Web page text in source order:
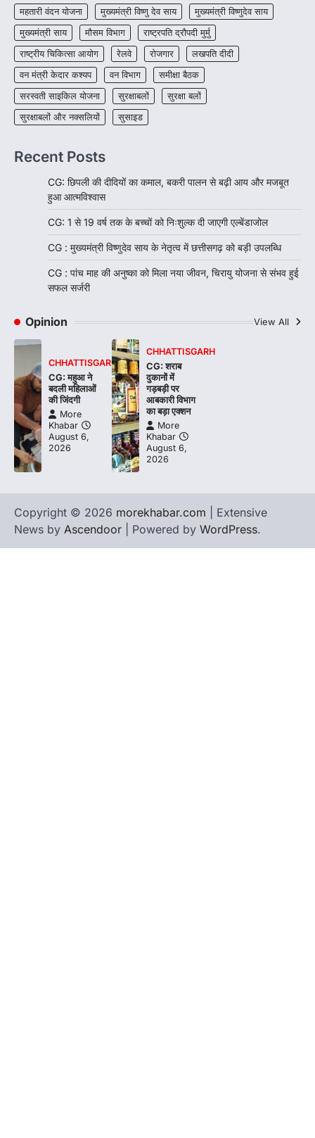
महतारी वंदन योजना मुख्यमंत्री विष्णु देव साय
मुख्यमंत्री विष्णुदेव साय
मुख्यमंत्री साय
मौसम विभाग
राष्ट्रपति द्रौपदी मुर्मु
राष्ट्रीय चिकित्सा आयोग
रेलवे रोजगार
लखपति दीदी
वन मंत्री केदार कश्यप
वन विभाग
समीक्षा बैठक
सरस्वती साइकिल योजना
सुरक्षाबलों
सुरक्षा बलों
सुरक्षाबलों और नक्सलियों
सुसाइड
Recent Posts
CG: छिपली की दीदियों का कमाल, बकरी पालन से बढ़ी आय और मजबूत
हुआ आत्मविश्वास
CG: 1 से 19 वर्ष तक के बच्चों को निःशुल्क दी जाएगी एल्बेंडाजोल
CG : मुख्यमंत्री विष्णुदेव साय के नेतृत्व में छत्तीसगढ़ को बड़ी उपलब्धि
CG : पांच माह की अनुष्का को मिला नया जीवन, चिरायु योजना से संभव हुई
सफल सर्जरी
Opinion View All
CHHATTISGARH
CG: महुआ ने
बदली महिलाओं
की जिंदगी
More
Khabar
August 6,
2026
CHHATTISGARH
CG: शराब
दुकानों में
गड़बड़ी पर
आबकारी विभाग
का बड़ा एक्शन
More
Khabar
August 6,
2026
Copyright © 2026 morekhabar.com | Extensive
News by Ascendoor | Powered by WordPress.